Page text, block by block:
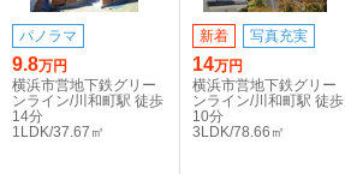
パノラマ
9.8万円
横浜市営地下鉄グリー
ンライン/川和町駅 徒歩
14分
1LDK/37.67㎡
新着 写真充実
14万円
横浜市営地下鉄グリー
ンライン/川和町駅 徒歩
10分
3LDK/78.66㎡